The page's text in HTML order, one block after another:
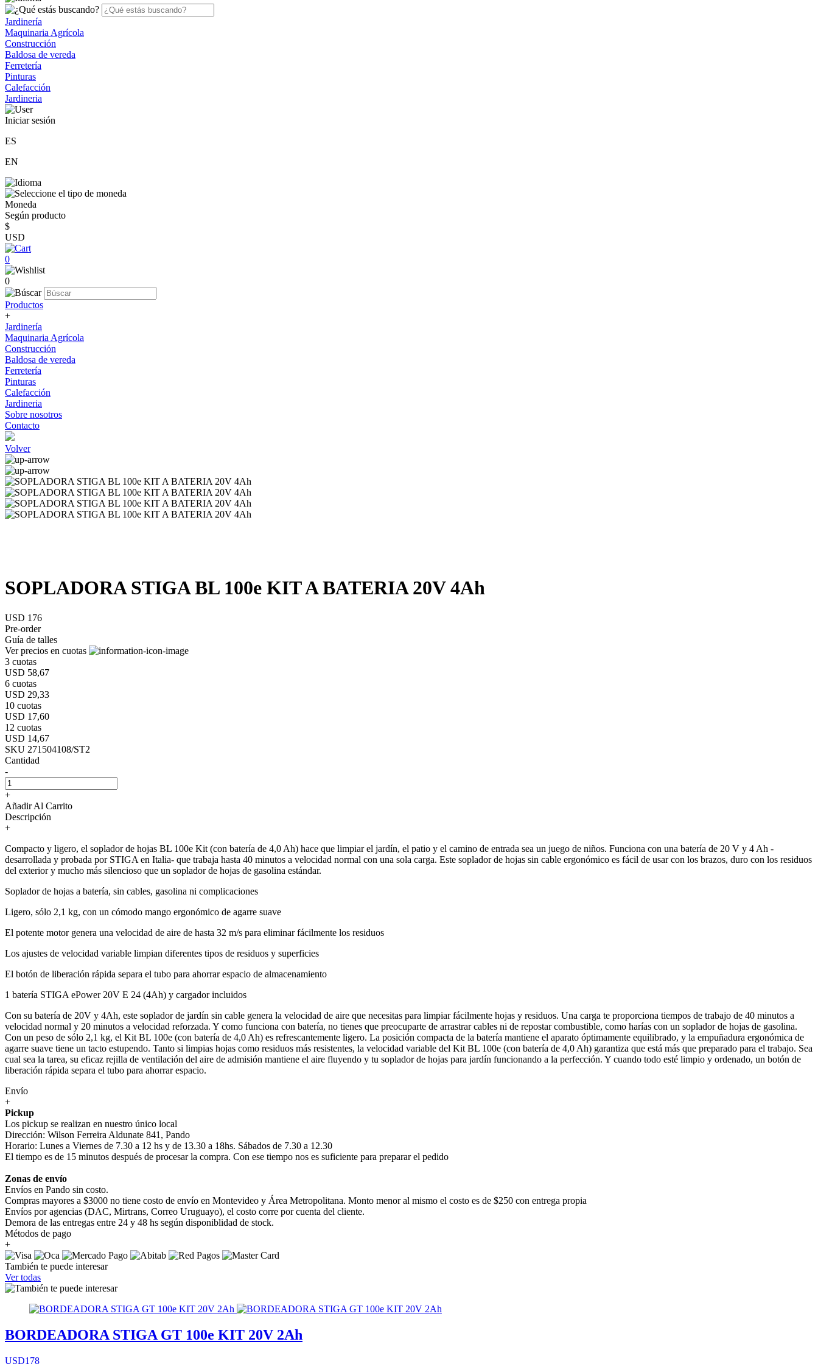
Jardinería
Maquinaria Agrícola
Construcción
Baldosa de vereda
Ferretería
Pinturas
Calefacción
Jardineria
Iniciar sesión
ES
EN
Moneda
Según producto
$
USD
0
0
Productos
+
Jardinería
Maquinaria Agrícola
Construcción
Baldosa de vereda
Ferretería
Pinturas
Calefacción
Jardineria
Sobre nosotros
Contacto
Volver
SOPLADORA STIGA BL 100e KIT A BATERIA 20V 4Ah
USD 176
Pre-order
Guía de talles
Ver precios en cuotas
3 cuotas
USD 58,67
6 cuotas
USD 29,33
10 cuotas
USD 17,60
12 cuotas
USD 14,67
SKU 271504108/ST2
Cantidad
-
+
Añadir Al Carrito
Descripción
+
Compacto y ligero, el soplador de hojas BL 100e Kit (con batería de 4,0 Ah) hace que limpiar el jardín, el patio y el camino de entrada sea un juego de niños. Funciona con una batería de 20 V y 4 Ah -
desarrollada y probada por STIGA en Italia- que trabaja hasta 40 minutos a velocidad normal con una sola carga. Este soplador de hojas sin cable ergonómico es fácil de usar con los brazos, duro con los residuos
del exterior y mucho más silencioso que un soplador de hojas de gasolina estándar.
Soplador de hojas a batería, sin cables, gasolina ni complicaciones
Ligero, sólo 2,1 kg, con un cómodo mango ergonómico de agarre suave
El potente motor genera una velocidad de aire de hasta 32 m/s para eliminar fácilmente los residuos
Los ajustes de velocidad variable limpian diferentes tipos de residuos y superficies
El botón de liberación rápida separa el tubo para ahorrar espacio de almacenamiento
1 batería STIGA ePower 20V E 24 (4Ah) y cargador incluidos
Con su batería de 20V y 4Ah, este soplador de jardín sin cable genera la velocidad de aire que necesitas para limpiar fácilmente hojas y residuos. Una carga te proporciona tiempos de trabajo de 40 minutos a
velocidad normal y 20 minutos a velocidad reforzada. Y como funciona con batería, no tienes que preocuparte de arrastrar cables ni de repostar combustible, como harías con un soplador de hojas de gasolina.
Con un peso de sólo 2,1 kg, el Kit BL 100e (con batería de 4,0 Ah) es refrescantemente ligero. La posición compacta de la batería mantiene el aparato óptimamente equilibrado, y la empuñadura ergonómica de
agarre suave tiene un tacto estupendo. Tanto si limpias hojas como residuos más resistentes, la velocidad variable del Kit BL 100e (con batería de 4,0 Ah) garantiza que está más que preparado para el trabajo. Sea
cual sea la tarea, su eficaz rejilla de ventilación del aire de admisión mantiene el aire fluyendo y tu soplador de hojas para jardín funcionando a la perfección. Y cuando todo esté limpio y ordenado, un botón de
liberación rápida separa el tubo para ahorrar espacio.
Envío
+
Pickup
Los pickup se realizan en nuestro único local
Dirección: Wilson Ferreira Aldunate 841, Pando
Horario: Lunes a Viernes de 7.30 a 12 hs y de 13.30 a 18hs. Sábados de 7.30 a 12.30
El tiempo es de 15 minutos después de procesar la compra. Con ese tiempo nos es suficiente para preparar el pedido
Zonas de envío
Envíos en Pando sin costo.
Compras mayores a $3000 no tiene costo de envío en Montevideo y Área Metropolitana. Monto menor al mismo el costo es de $250 con entrega propia
Envíos por agencias (DAC, Mirtrans, Correo Uruguayo), el costo corre por cuenta del cliente.
Demora de las entregas entre 24 y 48 hs según disponiblidad de stock.
Métodos de pago
+
También te puede interesar
Ver todas
BORDEADORA STIGA GT 100e KIT 20V 2Ah
USD178